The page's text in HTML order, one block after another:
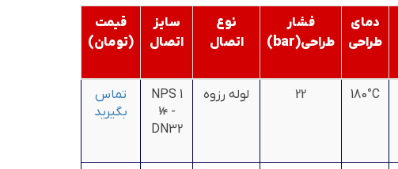
دمای
طراحی
فشار
طراحی(bar
)
نوع
اتصال
سایز
اتصال
قیمت
(تومان)
180°C
22 لوله رزوه
NPS 1
¼ -
DN32
تماس
بگیرید